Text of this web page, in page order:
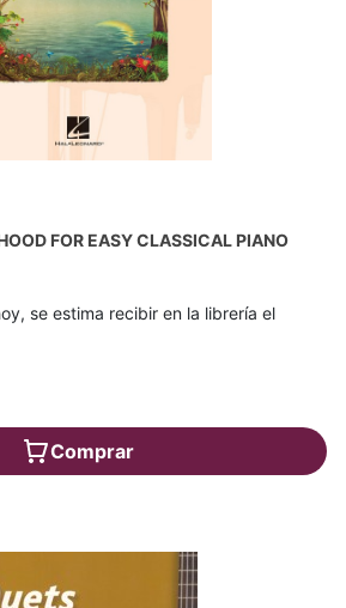
FOR EASY CLASSICAL PIANO
se estima recibir en la librería el
Comprar